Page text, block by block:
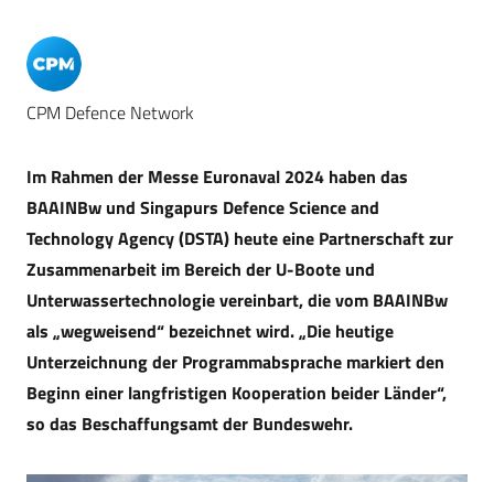
CPM Defence Network
Im Rahmen der Messe Euronaval 2024 haben das
BAAINBw und Singapurs Defence Science and
Technology Agency (DSTA) heute eine Partnerschaft zur
Zusammenarbeit im Bereich der U-Boote und
Unterwassertechnologie vereinbart, die vom BAAINBw
als „wegweisend“ bezeichnet wird. „Die heutige
Unterzeichnung der Programmabsprache markiert den
Beginn einer langfristigen Kooperation beider Länder“,
so das Beschaffungsamt der Bundeswehr.